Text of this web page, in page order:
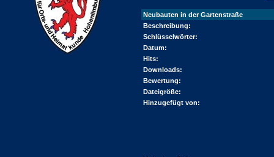
Neubauten in der Gartenstraße
Beschreibung:
Schlüsselwörter:
Datum:
Hits:
Downloads:
Bewertung:
Dateigröße:
Hinzugefügt von: